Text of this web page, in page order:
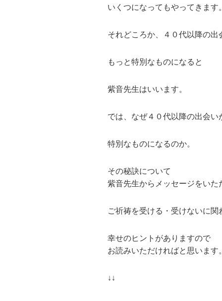
いくつになってもやってきます。
それどころか、４０代以降の出
もっと特別なものになると
紫音先生はいいます。
では、なぜ４０代以降の出会い
特別なものになるのか。
その秘訣について
紫音先生からメッセージをいた
ご祈祷を受ける・受けないに関
幸せのヒントがありますので
お読みいただければと思います。
↓↓